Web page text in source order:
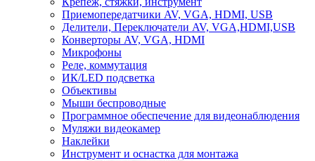
Приемопередатчики AV, VGA, HDMI, USB
Делители, Переключатели AV, VGA,HDMI,USB
Конверторы AV, VGA, HDMI
Микрофоны
Реле, коммутация
ИК/LED подсветка
Объективы
Мыши беспроводные
Программное обеспечение для видеонаблюдения
Муляжи видеокамер
Наклейки
Инструмент и оснастка для монтажа